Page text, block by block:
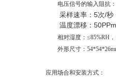
电压信号的输入阻抗
采样速率：5次/秒
温度漂移：
相对湿度：≤85%RH，
外形尺寸：
应用场合和安装方式：